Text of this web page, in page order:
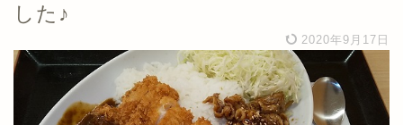
した♪
2020年9月17日